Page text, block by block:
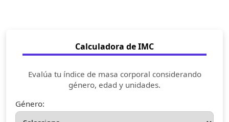
Calculadora de IMC
Evalúa tu índice de masa corporal considerando
género, edad y unidades.
Género: